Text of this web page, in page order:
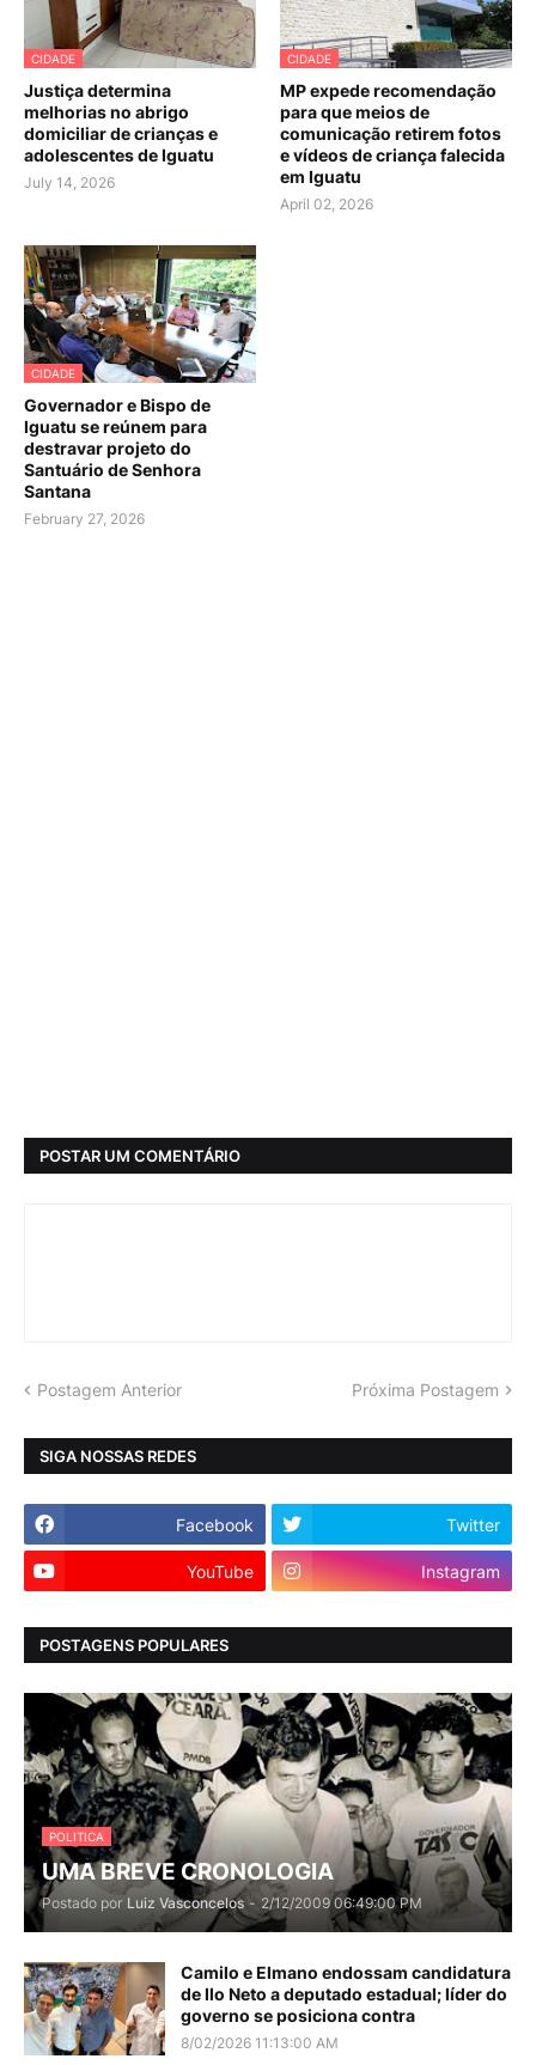
CIDADE
Justiça determina
melhorias no abrigo
domiciliar de crianças e
adolescentes de Iguatu
July 14, 2026
CIDADE
MP expede recomendação
para que meios de
comunicação retirem fotos
e vídeos de criança falecida
em Iguatu
April 02, 2026
CIDADE
Governador e Bispo de
Iguatu se reúnem para
destravar projeto do
Santuário de Senhora
Santana
February 27, 2026
POSTAR UM COMENTÁRIO
Postagem Anterior Próxima Postagem
SIGA NOSSAS REDES
Facebook Twitter
YouTube Instagram
POSTAGENS POPULARES
POLITICA
UMA BREVE CRONOLOGIA
Postado por Luiz Vasconcelos - 2/12/2009 06:49:00 PM
Camilo e Elmano endossam candidatura
de Ilo Neto a deputado estadual; líder do
governo se posiciona contra
8/02/2026 11:13:00 AM